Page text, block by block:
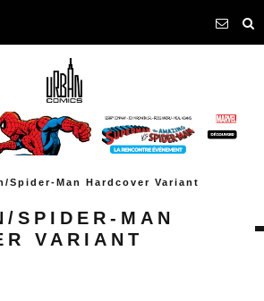
Spider-Man Hardcover Variant
SPIDER-MAN
VARIANT